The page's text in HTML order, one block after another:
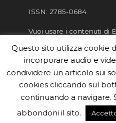
ISSN: 2785-0684
Vuoi usare i contenuti di
Informativa sulla Privacy
Informatva sui Cookie
Per la rubrica de
inviarci le tue foto o i tuoi
redazione.edu
il form
Questo sito utilizza cookie
incorporare audio e
condividere un articolo sui
cookies cliccando sul
continuando a navigare.
abbondoni il sito.